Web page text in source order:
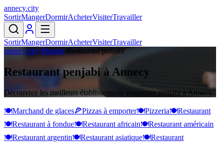
annecy.city
SortirMangerDormirAcheterVisiterTravailler
SortirMangerDormirAcheterVisiterTravailler
annecy.city/Manger/Restaurant penjabi
Restaurant penjabi à Annecy
Découvrez les meilleurs établissements restaurant penjabi à Annecy.
🍽️Marchand de glaces🍕Pizzas à emporter🍽️Pizzeria🍽️Restaurant
🍽️Restaurant à fondue🍽️Restaurant africain🍽️Restaurant américain
🍽️Restaurant argentin🍽️Restaurant asiatique🍽️Restaurant